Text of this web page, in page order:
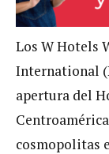
Los W Hotels
International
apertura del
cosmopolitas